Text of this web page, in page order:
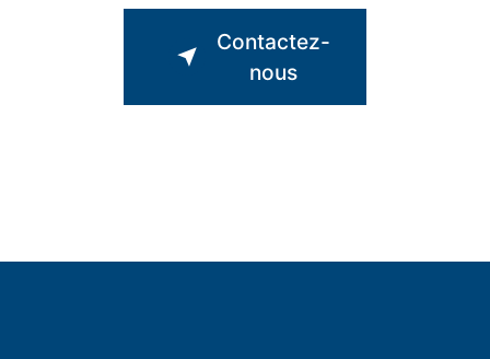
Contactez-
nous